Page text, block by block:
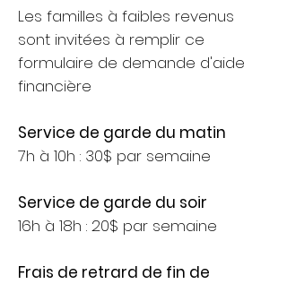
Les familles à faibles revenus
sont invitées à remplir ce
formulaire de demande d'aide
financière
Service de garde du matin
7h à 10h : 30$ par semaine
Service de garde du soir
16h à 18h : 20$ par semaine
Frais de retrard de fin de